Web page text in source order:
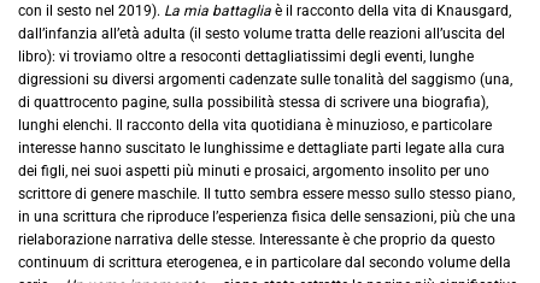
con il sesto nel 2019). La mia battaglia è il racconto della vita di Knausgard,
dall’infanzia all’età adulta (il sesto volume tratta delle reazioni all’uscita del
libro): vi troviamo oltre a resoconti dettagliatissimi degli eventi, lunghe
digressioni su diversi argomenti cadenzate sulle tonalità del saggismo (una,
di quattrocento pagine, sulla possibilità stessa di scrivere una biografia),
lunghi elenchi. Il racconto della vita quotidiana è minuzioso, e particolare
interesse hanno suscitato le lunghissime e dettagliate parti legate alla cura
dei figli, nei suoi aspetti più minuti e prosaici, argomento insolito per uno
scrittore di genere maschile. Il tutto sembra essere messo sullo stesso piano,
in una scrittura che riproduce l’esperienza fisica delle sensazioni, più che una
rielaborazione narrativa delle stesse. Interessante è che proprio da questo
continuum di scrittura eterogenea, e in particolare dal secondo volume della